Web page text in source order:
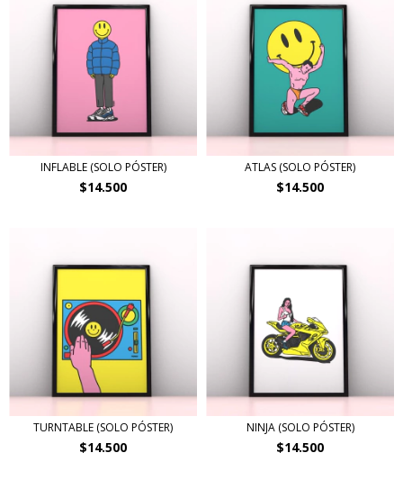
INFLABLE (SOLO PÓSTER)
$14.500
ATLAS (SOLO PÓSTER)
$14.500
TURNTABLE (SOLO PÓSTER)
$14.500
NINJA (SOLO PÓSTER)
$14.500